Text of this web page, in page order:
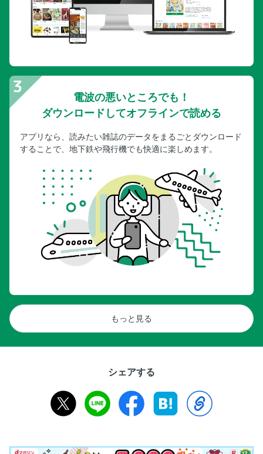
電波の悪いところでも！
ダウンロードしてオフラインで読める
アプリなら、読みたい雑誌のデータをまるごとダウンロード
することで、地下鉄や飛行機でも快適に楽しめます。
もっと見る
シェアする